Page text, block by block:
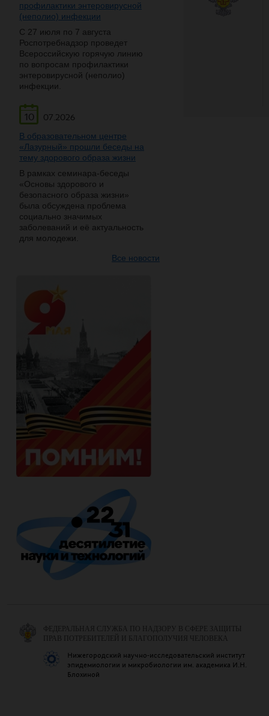
профилактики энтеровирусной
(неполио) инфекции
С 27 июля по 7 августа
Роспотребнадзор проведет
Всероссийскую горячую линию
по вопросам профилактики
энтеровирусной (неполио)
инфекции.
10
07.2026
В образовательном центре
«Лазурный» прошли беседы на
тему здорового образа жизни
В рамках семинара-беседы
«Основы здорового и
безопасного образа жизни»
была обсуждена проблема
социально значимых
заболеваний и её актуальность
для молодежи.
Все новости
ФЕДЕРАЛЬНАЯ СЛУЖБА ПО НАДЗОРУ В СФЕРЕ ЗАЩИТЫ
ПРАВ ПОТРЕБИТЕЛЕЙ И БЛАГОПОЛУЧИЯ ЧЕЛОВЕКА
Нижегородский научно-исследовательский институт
эпидемиологии и микробиологии им. академика И.Н.
Блохиной